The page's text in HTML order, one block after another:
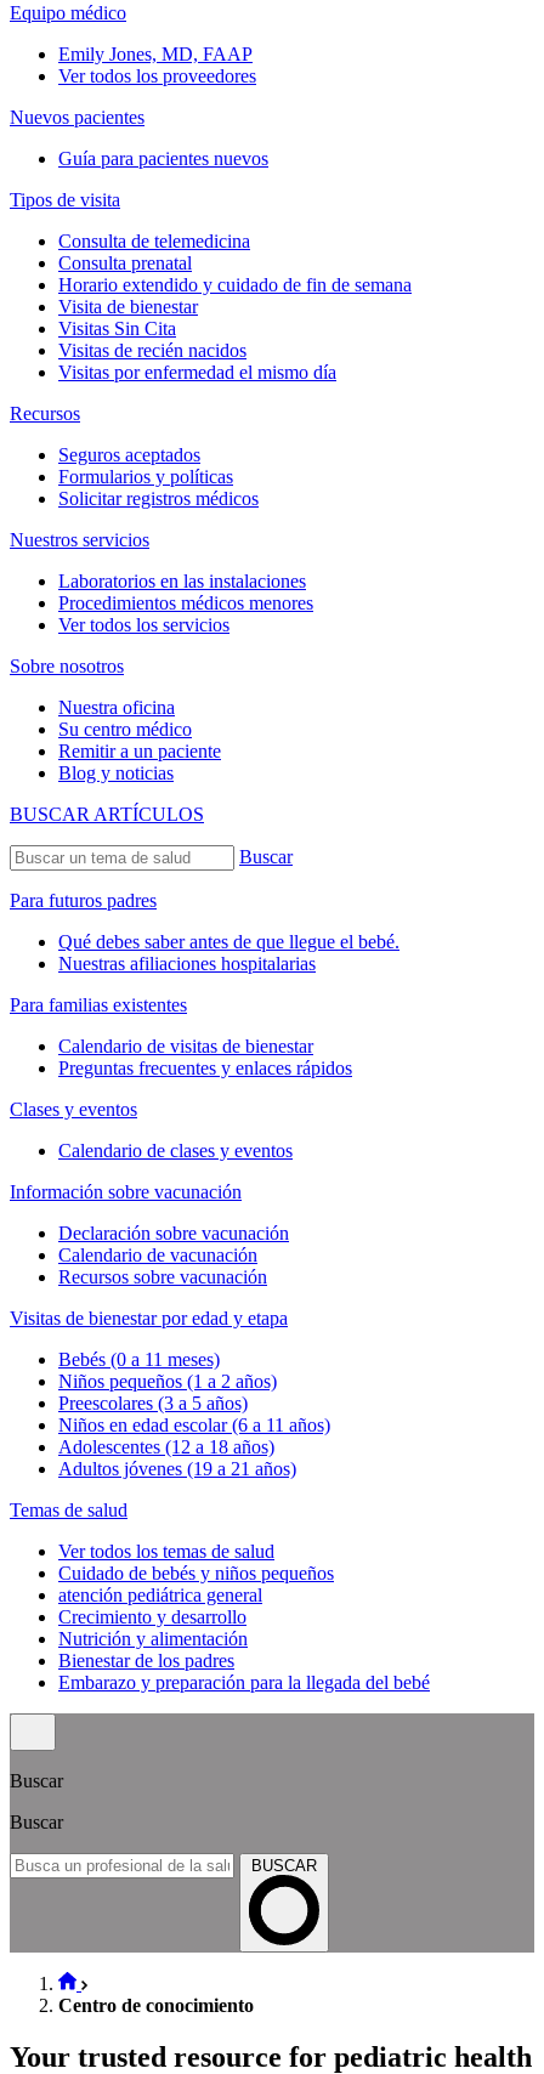
Equipo médico
Emily Jones, MD, FAAP
Ver todos los proveedores
Nuevos pacientes
Guía para pacientes nuevos
Tipos de visita
Consulta de telemedicina
Consulta prenatal
Horario extendido y cuidado de fin de semana
Visita de bienestar
Visitas Sin Cita
Visitas de recién nacidos
Visitas por enfermedad el mismo día
Recursos
Seguros aceptados
Formularios y políticas
Solicitar registros médicos
Nuestros servicios
Laboratorios en las instalaciones
Procedimientos médicos menores
Ver todos los servicios
Sobre nosotros
Nuestra oficina
Su centro médico
Remitir a un paciente
Blog y noticias
BUSCAR ARTÍCULOS
Buscar
Para futuros padres
Qué debes saber antes de que llegue el bebé.
Nuestras afiliaciones hospitalarias
Para familias existentes
Calendario de visitas de bienestar
Preguntas frecuentes y enlaces rápidos
Clases y eventos
Calendario de clases y eventos
Información sobre vacunación
Declaración sobre vacunación
Calendario de vacunación
Recursos sobre vacunación
Visitas de bienestar por edad y etapa
Bebés (0 a 11 meses)
Niños pequeños (1 a 2 años)
Preescolares (3 a 5 años)
Niños en edad escolar (6 a 11 años)
Adolescentes (12 a 18 años)
Adultos jóvenes (19 a 21 años)
Temas de salud
Ver todos los temas de salud
Cuidado de bebés y niños pequeños
atención pediátrica general
Crecimiento y desarrollo
Nutrición y alimentación
Bienestar de los padres
Embarazo y preparación para la llegada del bebé
Buscar
Buscar
BUSCAR
Centro de conocimiento
Your trusted resource for pediatric health